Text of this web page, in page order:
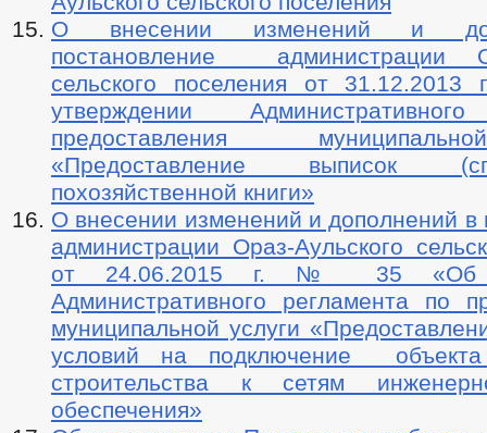
О внесении изменений и
постановление администрации
сельского поселения от
утверждении
предоставления
«Предоставление выписок
похозяйственной книги»
О внесении изменений и дополнений в
администрации Ораз-Аульского
от 24.06.2015 г. № 35 «Об
Административного регламента по
муниципальной услуги
условий на подключение объекта
строительства к сетям инженерно-
обеспечения»